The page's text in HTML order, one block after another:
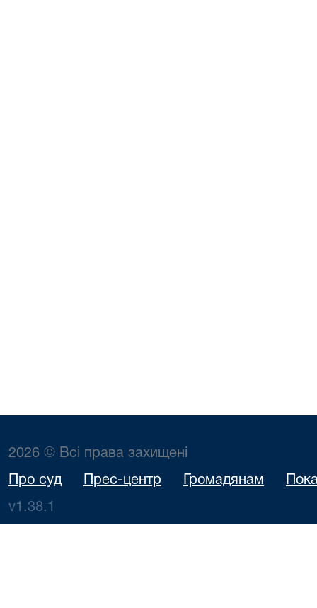
2026 © Всі права захищені
Про суд Прес-центр Громадянам
v1.38.1